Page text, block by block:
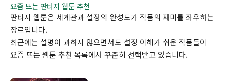
요즘 뜨는 판타지 웹툰 추천
판타지 웹툰은 세계관과 설정의 완성도가 작품의 재미를 좌우하는
장르입니다.
최근에는 설명이 과하지 않으면서도 설정 이해가 쉬운 작품들이
요즘 뜨는 웹툰 추천 목록에서 꾸준히 선택받고 있습니다.